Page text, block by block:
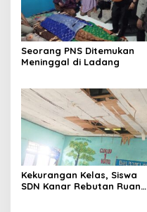
Seorang PNS Ditemukan
Meninggal di Ladang
Kekurangan Kelas, Siswa
SDN Kanar Rebutan Ruang